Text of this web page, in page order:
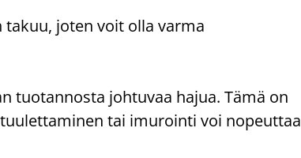
takuu, joten voit olla varma
tuotannosta johtuvaa hajua. Tämä on
tai imurointi voi nopeuttaa